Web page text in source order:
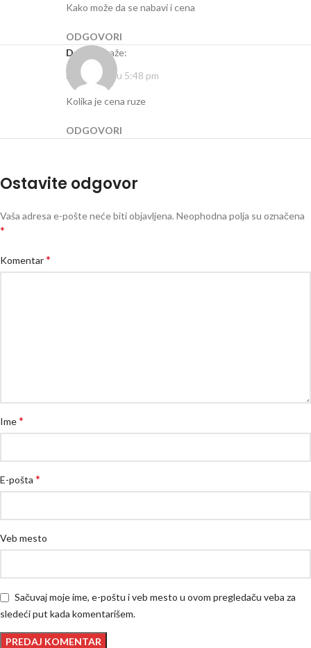
Kako može da se nabavi i cena
ODGOVORI
Dalibor
kaže:
maj 5, 2021 u 5:48 pm
Kolika je cena ruze
ODGOVORI
Ostavite odgovor
Vaša adresa e-pošte neće biti objavljena. Neophodna polja su označena
*
Komentar*
Ime*
E-pošta *
Veb mesto
Sačuvaj moje ime, e-poštu i veb mesto u ovom pregledaču veba za
sledeći put kada komentarišem.